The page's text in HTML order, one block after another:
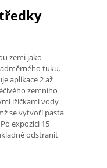
zemi jako
tuku.
aplikace 2 až
zemního
lžičkami vody
se vytvoří pasta
expozici 15
odstranit